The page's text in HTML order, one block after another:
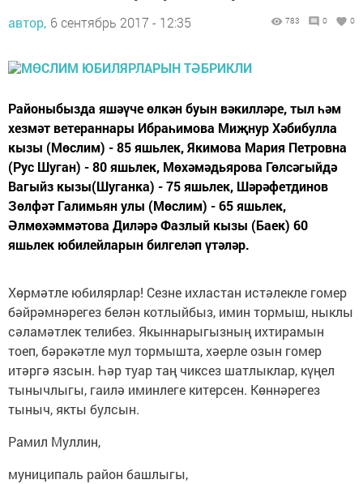
автор, 6 сентябрь 2017 - 12:35 783 0 0
Районыбызда яшәүче өлкән буын вәкилләре, тыл һәм
хезмәт ветераннары Ибраһимова Миҗнур Хәбибулла
кызы (Мөслим) - 85 яшьлек, Якимова Мария Петровна
(Рус Шуган) - 80 яшьлек, Мөхәмәдьярова Гөлсәгыйдә
Вагыйз кызы(Шуганка) - 75 яшьлек, Шәрәфетдинов
Зөлфәт Галимьян улы (Мөслим) - 65 яшьлек,
Әлмөхәммәтова Диләрә Фазлый кызы (Баек) 60
яшьлек юбилейларын билгеләп үтәләр.
Хөрмәтле юбилярлар! Сезне ихластан истәлекле гомер
бәйрәмнәрегез белән котлыйбыз, имин тормыш, ныклы
сәламәтлек телибез. Якыннарыгызның ихтирамын
тоеп, бәрәкәтле мул тормышта, хәерле озын гомер
итәргә язсын. Һәр туар таң чиксез шатлыклар, күңел
тынычлыгы, гаилә иминлеге китерсен. Көннәрегез
тыныч, якты булсын.
Рамил Муллин,
муниципаль район башлыгы,